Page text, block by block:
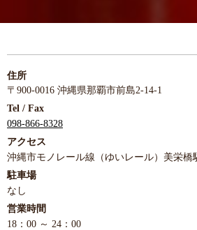
住所
〒900-0016 沖縄県那覇市前島2-14-1
Tel / Fax
098-866-8328
アクセス
沖縄市モノレール線（ゆいレール）美栄橋
駐車場
なし
営業時間
18：00 ～ 24：00